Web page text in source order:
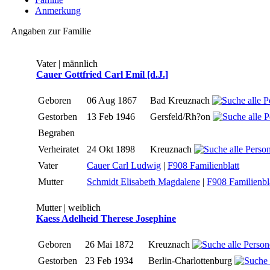
Anmerkung
Angaben zur Familie
Vater | männlich
Cauer Gottfried Carl Emil [d.J.]
Geboren 06 Aug 1867
Bad Kreuznach
Gestorben
13 Feb 1946
Gersfeld/Rh?on
Begraben
Verheiratet
24 Okt 1898
Kreuznach
Vater
Cauer Carl Ludwig | F908 Familienblatt
Mutter
Schmidt Elisabeth Magdalene | F908
Mutter | weiblich
Kaess Adelheid Therese Josephine
Geboren 26 Mai 1872
Kreuznach
Gestorben
23 Feb 1934 Berlin-Charlottenburg